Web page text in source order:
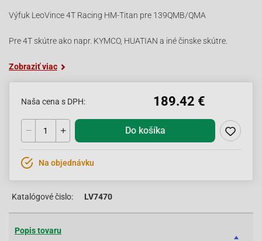
Výfuk LeoVince 4T Racing HM-Titan pre 139QMB/QMA
Pre 4T skútre ako napr. KYMCO, HUATIAN a iné činske skútre.
Zobraziť viac
Naša cena s DPH: 189.42 €
Do košíka
Na objednávku
Katalógové čislo: LV7470
Popis tovaru